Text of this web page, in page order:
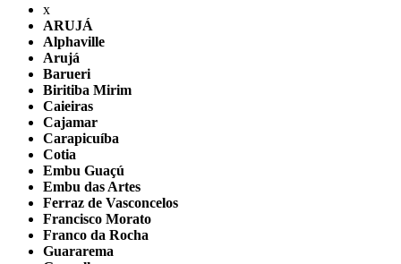
x
ARUJÁ
Alphaville
Arujá
Barueri
Biritiba Mirim
Caieiras
Cajamar
Carapicuíba
Cotia
Embu Guaçú
Embu das Artes
Ferraz de Vasconcelos
Francisco Morato
Franco da Rocha
Guararema